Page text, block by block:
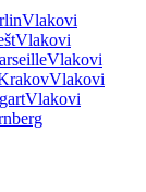
Vlakovi
Vlakovi
Vlakovi
Vlakovi
Vlakovi